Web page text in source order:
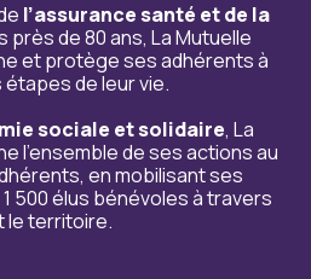
l’assurance santé et de la
près de 80 ans, La Mutuelle
et protège ses adhérents à
de leur vie.
sociale et solidaire, La
l’ensemble de ses actions au
en mobilisant ses
500 élus bénévoles à travers
le territoire.